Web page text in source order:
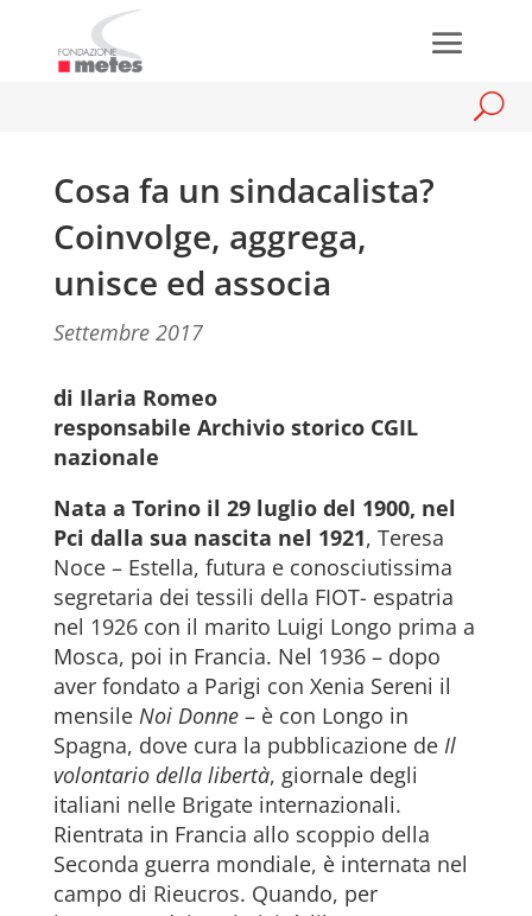
Cosa fa un sindacalista?
Coinvolge, aggrega,
unisce ed associa
Settembre 2017
di Ilaria Romeo
responsabile Archivio storico CGIL
nazionale
Nata a Torino il 29 luglio del 1900, nel
Pci dalla sua nascita nel 1921, Teresa
Noce – Estella, futura e conosciutissima
segretaria dei tessili della FIOT- espatria
nel 1926 con il marito Luigi Longo prima a
Mosca, poi in Francia. Nel 1936 – dopo
aver fondato a Parigi con Xenia Sereni il
mensile Noi Donne– è con Longo in
Spagna, dove cura la pubblicazione de Il
volontario della libertà, giornale degli
italiani nelle Brigate internazionali.
Rientrata in Francia allo scoppio della
Seconda guerra mondiale, è internata nel
campo di Rieucros. Quando, per